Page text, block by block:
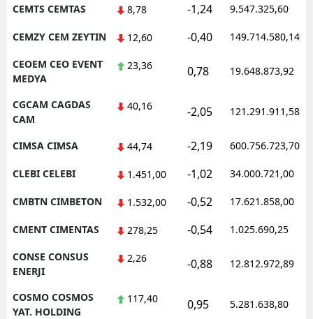
CEMTS CEMTAS 8,78 -1,24 9.547.325,60
CEMZY CEM ZEYTIN 12,60 -0,40 149.714.580,14
CEOEM CEO EVENT
MEDYA
23,36 0,78 19.648.873,92
CGCAM CAGDAS
CAM
40,16 -2,05 121.291.911,58
CIMSA CIMSA 44,74 -2,19 600.756.723,70
CLEBI CELEBI 1.451,00 -1,02 34.000.721,00
CMBTN CIMBETON 1.532,00 -0,52 17.621.858,00
CMENT CIMENTAS 278,25 -0,54 1.025.690,25
CONSE CONSUS
ENERJI
2,26 -0,88 12.812.972,89
COSMO COSMOS
YAT. HOLDING
117,40 0,95 5.281.638,80